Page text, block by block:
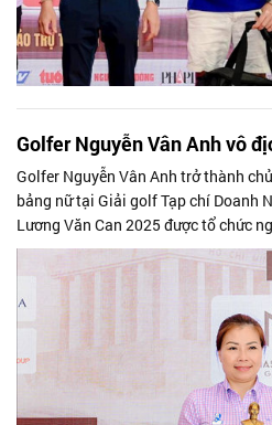
Golfer Nguyễn Vân Anh vô
Golfer Nguyễn Vân Anh trở thành
bảng nữ tại Giải golf Tạp chí Doanh
Lương Văn Can 2025 được tổ chức
Royal Long An.